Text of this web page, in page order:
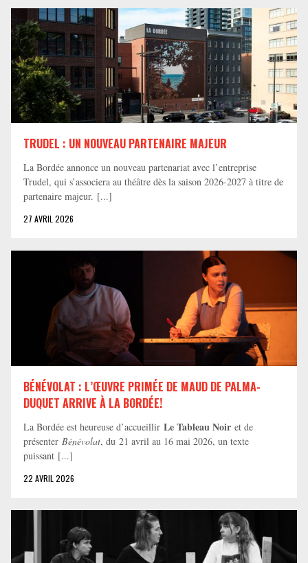
TRUDEL : UN NOUVEAU PARTENAIRE MAJEUR
La Bordée annonce un nouveau partenariat avec l’entreprise
Trudel, qui s’associera au théâtre dès la saison 2026-2027 à titre de
partenaire majeur. [...]
27 AVRIL 2026
BÉNÉVOLAT : L’ŒUVRE PRIMÉE DE MAUD DE PALMA-
DUQUET ARRIVE À LA BORDÉE!
La Bordée est heureuse d’accueillir Le Tableau Noir et de
présenter Bénévolat, du 21 avril au 16 mai 2026, un texte
puissant [...]
22 AVRIL 2026